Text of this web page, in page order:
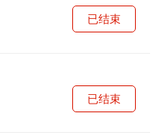
已结束
已结束